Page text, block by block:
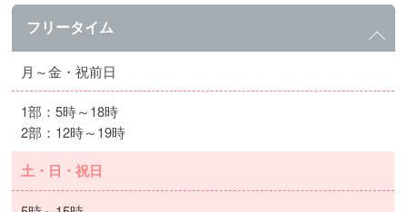
フリータイム
月～金・祝前日
1部：5時～18時
2部：12時～19時
土・日・祝日